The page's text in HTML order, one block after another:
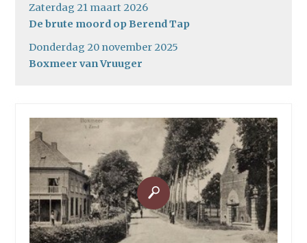
Zaterdag 21 maart 2026
De brute moord op Berend Tap
Donderdag 20 november 2025
Boxmeer van Vruuger